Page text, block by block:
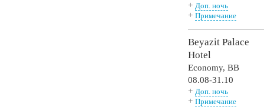
+Доп. ночь
+Примечание
Beyazit Palace
Hotel
Economy,BB
08.08-31.10
+Доп. ночь
+Примечание